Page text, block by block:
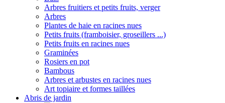
Arbres fruitiers et petits fruits, verger
Arbres
Plantes de haie en racines nues
Petits fruits (framboisier, groseillers ...)
Petits fruits en racines nues
Graminées
Rosiers en pot
Bambous
Arbres et arbustes en racines nues
Art topiaire et formes taillées
Abris de jardin